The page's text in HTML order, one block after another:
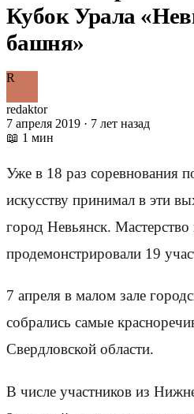
Кубок Урала
башня»
R
redaktor
7 апреля 2019 · 7 лет назад
📖 1 мин
Уже в 18 раз соревнования
искусству принимал в эти
город Невьянск.
продемонстрировали 19
7 апреля в малом зале
собрались самые
Свердловской области.
В числе участников из